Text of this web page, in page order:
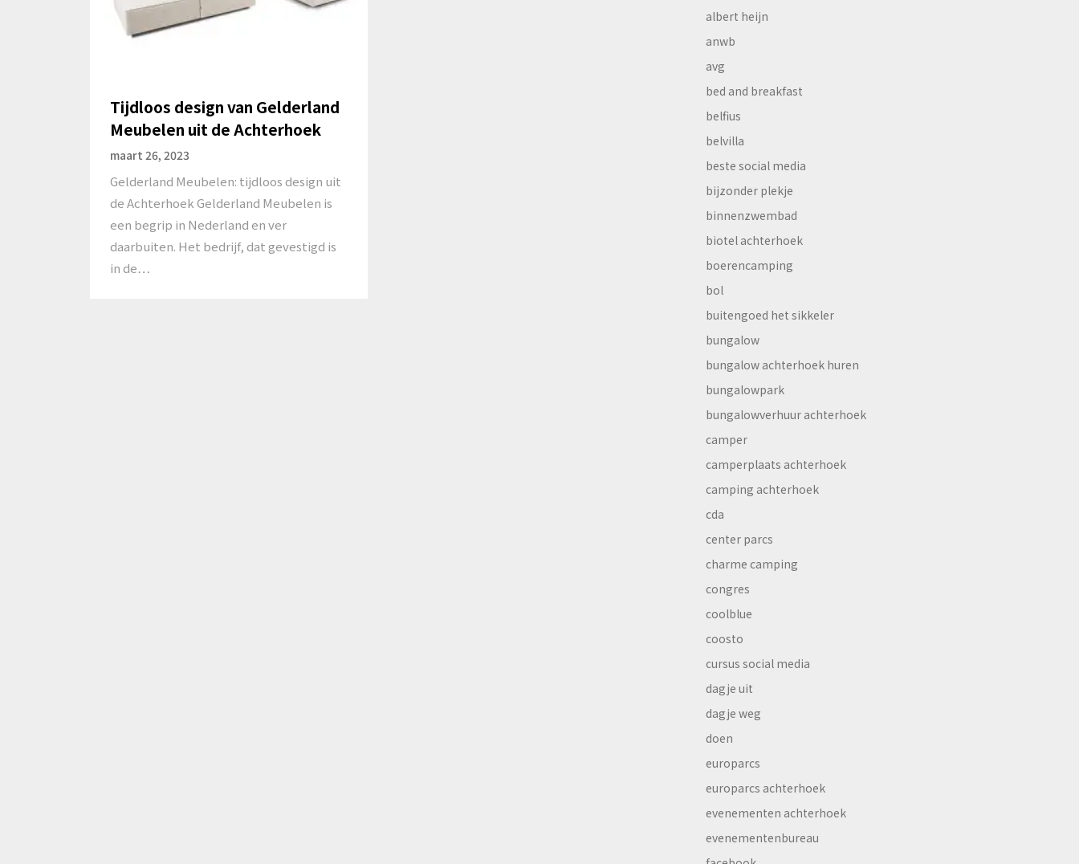
Tijdloos design van Gelderland
Meubelen uit de Achterhoek
maart 26, 2023
Gelderland Meubelen: tijdloos design uit
de Achterhoek Gelderland Meubelen is
een begrip in Nederland en ver
daarbuiten. Het bedrijf, dat gevestigd is
in de…
albert heijn
anwb
avg
bed and breakfast
belfius
belvilla
beste social media
bijzonder plekje
binnenzwembad
biotel achterhoek
boerencamping
bol
buitengoed het sikkeler
bungalow
bungalow achterhoek huren
bungalowpark
bungalowverhuur achterhoek
camper
camperplaats achterhoek
camping achterhoek
cda
center parcs
charme camping
congres
coolblue
coosto
cursus social media
dagje uit
dagje weg
doen
europarcs
europarcs achterhoek
evenementen achterhoek
evenementenbureau